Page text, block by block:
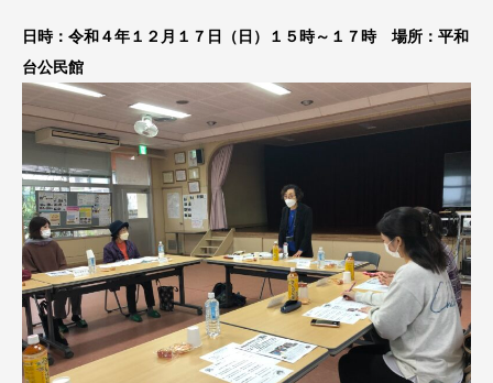
日時：令和４年１２月１７日（日）１５時～１７時 場所：平和
台公民館